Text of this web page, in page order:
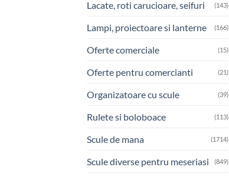
Lacate, roti carucioare, seifuri (143)
Lampi, proiectoare si lanterne (166)
Oferte comerciale (15)
Oferte pentru comercianti (21)
Organizatoare cu scule (39)
Rulete si boloboace (113)
Scule de mana (1714)
Scule diverse pentru meseriasi (849)